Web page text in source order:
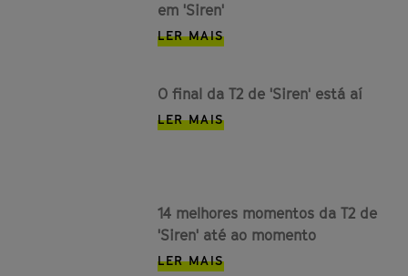
em 'Siren'
LER MAIS
O final da T2 de 'Siren' está aí
LER MAIS
14 melhores momentos da T2 de
'Siren' até ao momento
LER MAIS